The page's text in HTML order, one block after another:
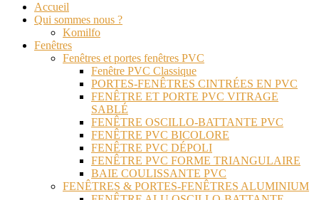
Accueil
Qui sommes nous ?
Komilfo
Fenêtres
Fenêtres et portes fenêtres PVC
Fenêtre PVC Classique
PORTES-FENÊTRES CINTRÉES EN PVC
FENÊTRE ET PORTE PVC VITRAGE
SABLÉ
FENÊTRE OSCILLO-BATTANTE PVC
FENÊTRE PVC BICOLORE
FENÊTRE PVC DÉPOLI
FENÊTRE PVC FORME TRIANGULAIRE
BAIE COULISSANTE PVC
FENÊTRES & PORTES-FENÊTRES ALUMINIUM